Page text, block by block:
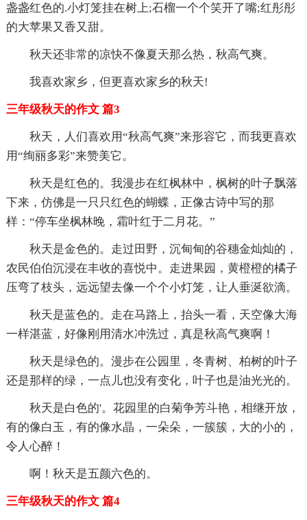
盏盏红色的.小灯笼挂在树上;石榴一个个笑开了嘴;红彤彤
的大苹果又香又甜。
秋天还非常的凉快不像夏天那么热，秋高气爽。
我喜欢家乡，但更喜欢家乡的秋天!
三年级秋天的作文 篇3
秋天，人们喜欢用“秋高气爽”来形容它，而我更喜欢
用“绚丽多彩”来赞美它。
秋天是红色的。我漫步在红枫林中，枫树的叶子飘落
下来，仿佛是一只只红色的蝴蝶，正像古诗中写的那
样：“停车坐枫林晚，霜叶红于二月花。”
秋天是金色的。走过田野，沉甸甸的谷穗金灿灿的，
农民伯伯沉浸在丰收的喜悦中。走进果园，黄橙橙的橘子
压弯了枝头，远远望去像一个个小灯笼，让人垂涎欲滴。
秋天是蓝色的。走在马路上，抬头一看，天空像大海
一样湛蓝，好像刚用清水冲洗过，真是秋高气爽啊！
秋天是绿色的。漫步在公园里，冬青树、柏树的叶子
还是那样的绿，一点儿也没有变化，叶子也是油光光的。
秋天是白色的'。花园里的白菊争芳斗艳，相继开放，
有的像白玉，有的像水晶，一朵朵，一簇簇，大的小的，
令人心醉！
啊！秋天是五颜六色的。
三年级秋天的作文 篇4